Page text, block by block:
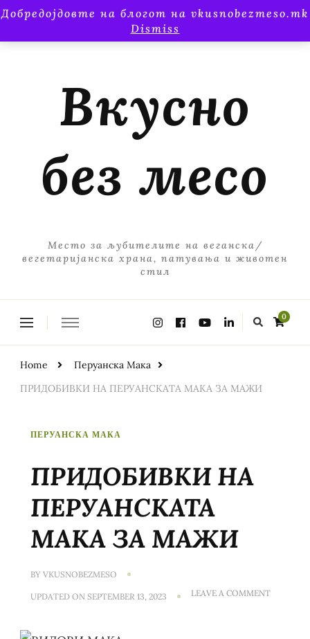
Добредојдовте на блогот на vkusnobezmeso.mk
Dismiss
Вкусно
без месо
Место за љубителите на веганска/
вегетаријанска храна, патувања и животен
стил
0
Home
Перуанска Мака
ПРИДОБИВКИ НА ПЕРУАНСКАТА МАКА ЗА МАЖИ
ПЕРУАНСКА МАКА
ПРИДОБИВКИ НА
ПЕРУАНСКАТА
МАКА ЗА МАЖИ
BY VKUSNOBEZMESO
UPDATED ON SEPTEMBER 13, 2023 LEAVE A COMMENTON